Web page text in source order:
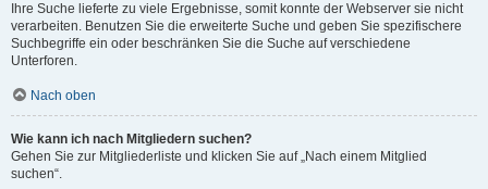
Ihre Suche lieferte zu viele Ergebnisse, somit konnte der Webserver sie nicht
verarbeiten. Benutzen Sie die erweiterte Suche und geben Sie spezifischere
Suchbegriffe ein oder beschränken Sie die Suche auf verschiedene
Unterforen.
Nach oben
Wie kann ich nach Mitgliedern suchen?
Gehen Sie zur Mitgliederliste und klicken Sie auf „Nach einem Mitglied
suchen“.